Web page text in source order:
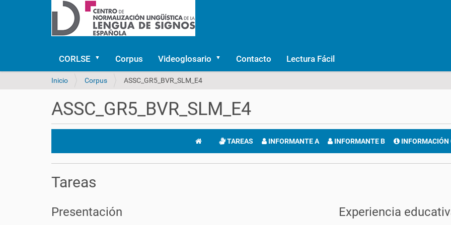
CORLSE Corpus Videoglosario Contacto Lectura Fácil
U
e
e
q
Inicio Corpus ASSC_GR5_BVR_SLM_E4
ASSC_GR5_BVR_SLM_E4
TAREAS INFORMANTE A INFORMANTE B INFORMACIÓN
Tareas
Presentación Experiencia